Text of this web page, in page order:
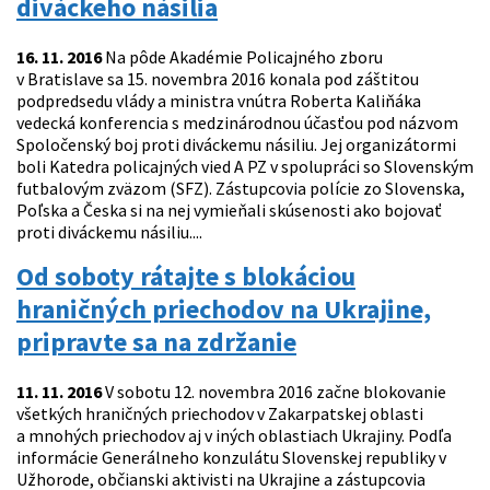
diváckeho násilia
16. 11. 2016Na pôde Akadémie Policajného zboru
v Bratislave sa 15. novembra 2016 konala pod záštitou
podpredsedu vlády a ministra vnútra Roberta Kaliňáka
vedecká konferencia s medzinárodnou účasťou pod názvom
Spoločenský boj proti diváckemu násiliu. Jej organizátormi
boli Katedra policajných vied A PZ v spolupráci so Slovenským
futbalovým zväzom (SFZ). Zástupcovia polície zo Slovenska,
Poľska a Česka si na nej vymieňali skúsenosti ako bojovať
proti diváckemu násiliu....
Od soboty rátajte s blokáciou
hraničných priechodov na Ukrajine,
pripravte sa na zdržanie
11. 11. 2016V sobotu 12. novembra 2016 začne blokovanie
všetkých hraničných priechodov v Zakarpatskej oblasti
a mnohých priechodov aj v iných oblastiach Ukrajiny. Podľa
informácie Generálneho konzulátu Slovenskej republiky v
Užhorode, občianski aktivisti na Ukrajine a zástupcovia